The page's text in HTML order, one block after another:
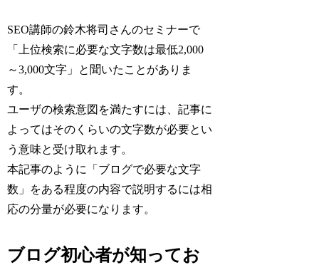
SEO講師の鈴木将司さんのセミナーで
「上位検索に必要な文字数は最低2,000
～3,000文字」と聞いたことがありま
す。
ユーザの検索意図を満たすには、記事に
よってはそのくらいの文字数が必要とい
う意味と受け取れます。
本記事のように「ブログで必要な文字
数」をある程度の内容で説明するには相
応の分量が必要になります。
ブログ初心者が知ってお